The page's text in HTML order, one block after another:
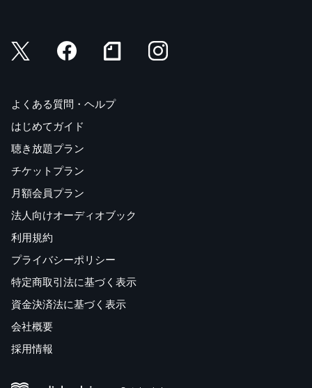
よくある質問・ヘルプ
はじめてガイド
聴き放題プラン
チケットプラン
月額会員プラン
法人向けオーディオブック
利用規約
プライバシーポリシー
特定商取引法に基づく表示
資金決済法に基づく表示
会社概要
採用情報